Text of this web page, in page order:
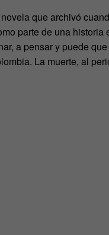
que archivó
parte de una historia
a pensar y puede
La muerte, al